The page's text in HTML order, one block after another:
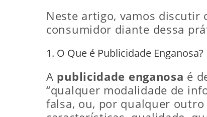
Neste artigo, vamos discutir
consumidor diante dessa
1. O Que é Publicidade Enganosa?
A publicidade enganosa é
“qualquer modalidade de
falsa, ou, por qualquer